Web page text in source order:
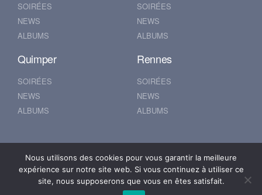
SOIRÉES
NEWS
ALBUMS
SOIRÉES
NEWS
ALBUMS
Quimper
SOIRÉES
NEWS
ALBUMS
Rennes
SOIRÉES
NEWS
ALBUMS
Nantes
SOIRÉES
SOIRÉES
NEWS
Nous utilisons des cookies pour vous garantir la meilleure
expérience sur notre site web. Si vous continuez à utiliser ce
site, nous supposerons que vous en êtes satisfait.